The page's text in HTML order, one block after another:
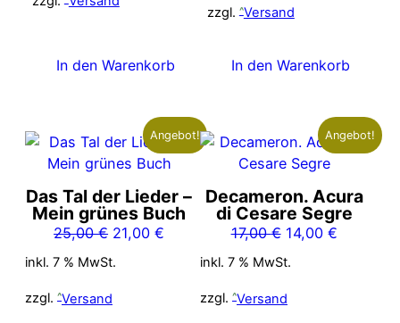
In den Warenkorb
6,00 €
zzgl. Versand
In den Warenkorb
Angebot!
Das Tal der Lieder –
Mein grünes Buch
25,00€ Ursprünglicher
21,00€
21,00 €.
inkl. 7 % MwSt.
zzgl. Versand
Angebot!
Decameron. Acura
di Cesare Segre
17,00€ Ursprünglicher
Preis
17,00 €
14,00 €Aktueller
inkl. 7 % MwSt.
zzgl. Versand